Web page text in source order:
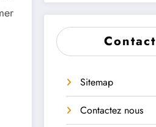
Contact
Sitemap
Contactez nous